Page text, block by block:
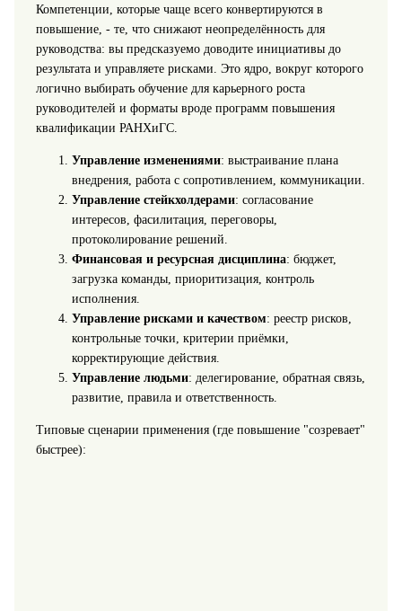
Компетенции, которые чаще всего конвертируются в
повышение, - те, что снижают неопределённость для
руководства: вы предсказуемо доводите инициативы до
результата и управляете рисками. Это ядро, вокруг которого
логично выбирать обучение для карьерного роста
руководителей и форматы вроде программ повышения
квалификации РАНХиГС.
Управление изменениями: выстраивание плана
внедрения, работа с сопротивлением, коммуникации.
Управление стейкхолдерами: согласование
интересов, фасилитация, переговоры,
протоколирование решений.
Финансовая и ресурсная дисциплина: бюджет,
загрузка команды, приоритизация, контроль
исполнения.
Управление рисками и качеством: реестр рисков,
контрольные точки, критерии приёмки,
корректирующие действия.
Управление людьми: делегирование, обратная связь,
развитие, правила и ответственность.
Типовые сценарии применения (где повышение "созревает"
быстрее):